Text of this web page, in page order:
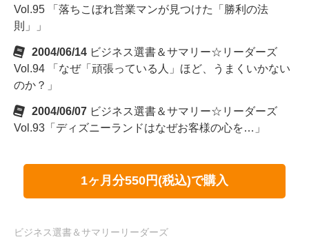
Vol.95 「落ちこぼれ営業マンが見つけた「勝利の法
則」」
2004/06/14 ビジネス選書＆サマリー☆リーダーズ
Vol.94 「なぜ「頑張っている人」ほど、うまくいかない
のか？」
2004/06/07 ビジネス選書＆サマリー☆リーダーズ
Vol.93「ディズニーランドはなぜお客様の心を…」
1ヶ月分550円(税込)で購入
ビジネス選書＆サマリーリーダーズ